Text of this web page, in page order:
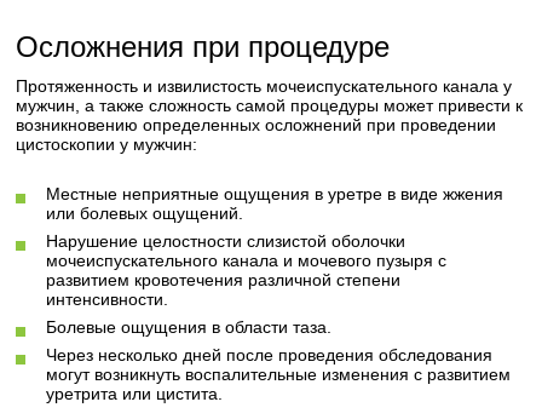
Осложнения при процедуре
Протяженность и извилистость мочеиспускательного канала у
мужчин, а также сложность самой процедуры может привести к
возникновению определенных осложнений при проведении
цистоскопии у мужчин:
Местные неприятные ощущения в уретре в виде жжения
или болевых ощущений.
Нарушение целостности слизистой оболочки
мочеиспускательного канала и мочевого пузыря с
развитием кровотечения различной степени
интенсивности.
Болевые ощущения в области таза.
Через несколько дней после проведения обследования
могут возникнуть воспалительные изменения с развитием
уретрита или цистита.